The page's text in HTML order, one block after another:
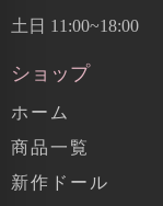
土日 11:00~18:00
ショップ
ホーム
商品一覧
新作ドール